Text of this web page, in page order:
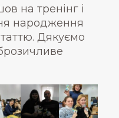
на тренінг і
народження
Дякуємо